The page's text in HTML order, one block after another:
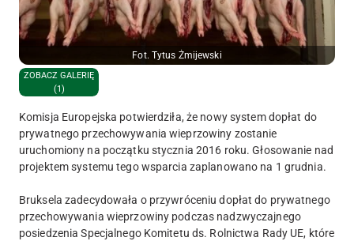
Fot. Tytus Żmijewski
ZOBACZ GALERIĘ
(1)
Komisja Europejska potwierdziła, że nowy system dopłat do
prywatnego przechowywania wieprzowiny zostanie
uruchomiony na początku stycznia 2016 roku. Głosowanie nad
projektem systemu tego wsparcia zaplanowano na 1 grudnia.
Bruksela zadecydowała o przywróceniu dopłat do prywatnego
przechowywania wieprzowiny podczas nadzwyczajnego
posiedzenia Specjalnego Komitetu ds. Rolnictwa Rady UE, które